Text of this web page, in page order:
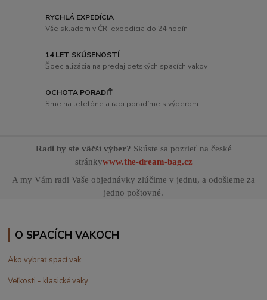
RYCHLÁ EXPEDÍCIA
Vše skladom v ČR, expedícia do 24 hodín
14 LET SKÚSENOSTÍ
Špecializácia na predaj detských spacích vakov
OCHOTA PORADIŤ
Sme na telefóne a radi poradíme s výberom
Radi by ste väčší výber? Skúste sa pozrieť na české
stránkywww.the-dream-bag.cz
A my Vám radi Vaše objednávky zlúčime v jednu, a odošleme za
jedno poštovné.
O SPACÍCH VAKOCH
Ako vybrať spací vak
Veľkosti - klasické vaky